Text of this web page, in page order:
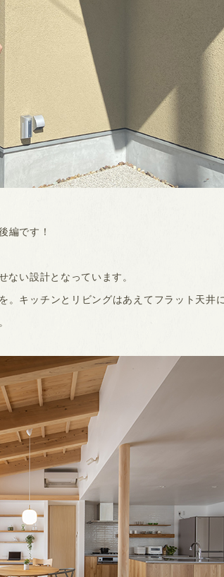
編です！
ない設計となっています。
。キッチンとリビングはあえてフラット天井